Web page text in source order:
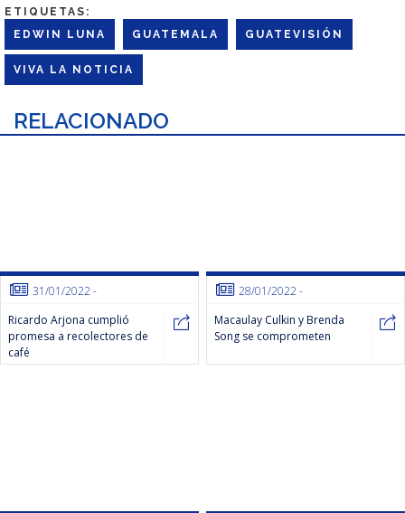
ETIQUETAS:
EDWIN LUNA
GUATEMALA GUATEVISIÓN
VIVA LA NOTICIA
RELACIONADO
31/01/2022-
Ricardo Arjona cumplió
promesa a recolectores de
café
28/01/2022-
Macaulay Culkin y Brenda
Song se comprometen